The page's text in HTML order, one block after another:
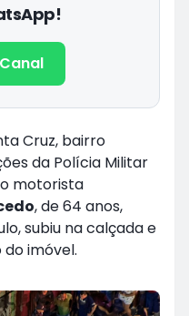
Cruz, bairro
da Polícia Militar
motorista
, de 64 anos,
subiu na calçada e
imóvel.